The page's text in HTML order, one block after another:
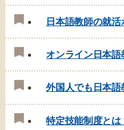
日本語教師の就活
オンライン日本
外国人でも日本語
特定技能制度とは